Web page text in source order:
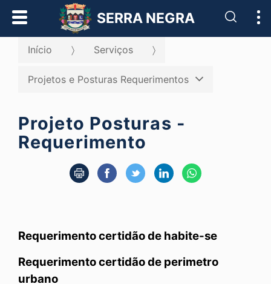
SERRA NEGRA
Início Serviços
Projetos e Posturas Requerimentos
Projeto Posturas -
Requerimento
Requerimento certidão de habite-se
Requerimento certidão de perimetro
urbano